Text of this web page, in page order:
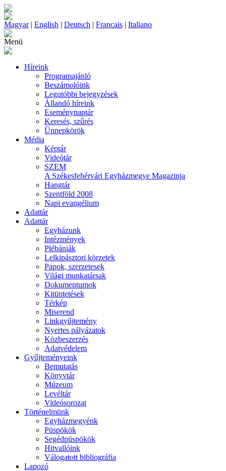
Magyar| English | Deutsch | Francais | Italiano
Menü
Híreink
Programajánló
Beszámolóink
Legutóbbi bejegyzések
Állandó híreink
Eseménynaptár
Keresés, szűrés
Ünnepkörök
Média
Képtár
Videótár
SZEM
A Székesfehérvári Egyházmegye Magazinja
Hangtár
Szentföld 2008
Napi evangélium
Adattár
Adattár
Egyházunk
Intézmények
Plébániák
Lelkipásztori körzetek
Papok, szerzetesek
Világi munkatársak
Dokumentumok
Kitüntetések
Térkép
Miserend
Linkgyűjtemény
Nyertes pályázatok
Közbeszerzés
Adatvédelem
Gyűjteményeink
Bemutatás
Könyvtár
Múzeum
Levéltár
Videósorozat
Történelmünk
Egyházmegyénk
Püspökök
Segédpüspökök
Hitvallóink
Válogatott bibliográfia
Lapozó